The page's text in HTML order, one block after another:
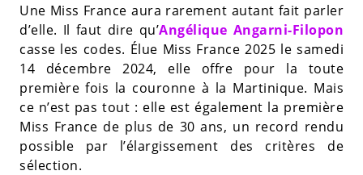
Une Miss France aura rarement autant fait parler
d’elle. Il faut dire qu’Angélique Angarni-Filopon
casse les codes. Élue Miss France 2025 le samedi
14 décembre 2024, elle offre pour la toute
première fois la couronne à la Martinique. Mais
ce n’est pas tout : elle est également la première
Miss France de plus de 30 ans, un record rendu
possible par l’élargissement des critères de
sélection.